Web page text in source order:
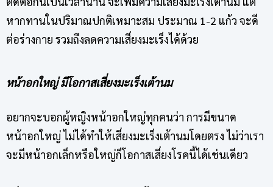
หากทานในปริมาณปกติเหมาะสม ประมาณ 1-2 แก้ว จะดี
ต่อร่างกาย รวมถึงลดความเสี่ยงมะเร็งได้ด้วย
หน้าอกใหญ่ มีโอกาสเสี่ยงมะเร็งเต้านม
อยากจะบอกผู้หญิงหน้าอกใหญ่ทุกคนว่า การมีขนาด
หน้าอกใหญ่ ไม่ได้ทำให้เสี่ยงมะเร็งเต้านมโดยตรง ไม่ว่าเรา
จะมีหน้าอกเล็กหรือใหญ่ก็โอกาสเสี่ยงโรคนี้ได้เช่นเดียว